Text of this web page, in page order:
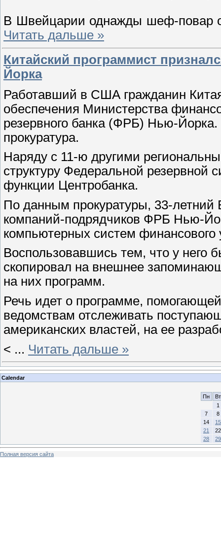
В Швейцарии однажды шеф-повар
Читать дальше »
Китайский программист
Йорка
Работавший в США гражданин
обеспечения Министерства
резервного банка (ФРБ) Нью-
прокуратура.
Наряду с 11-ю другими
структуру Федеральной
функции Центробанка.
По данным прокуратуры, 33-летний
компаний-подрядчиков ФРБ Нью-
компьютерных систем
Воспользовавшись тем, что у него
скопировал на внешнее
на них программ.
Речь идет о программе,
ведомствам отслеживать
американских властей, на ее
< ... Читать дальше »
Calendar
Пн
Вт
1
7
8
14
15
21
22
28
29
Полная версия сайта